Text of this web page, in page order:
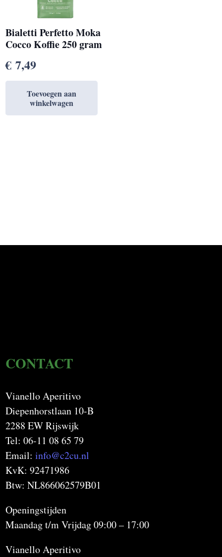
Bialetti Perfetto Moka
Cocco Koffie 250 gram
€ 7,49
Toevoegen aan
winkelwagen
CONTACT
Vianello Aperitivo
Diepenhorstlaan 10-B
2288 EW Rijswijk
Tel: 06-11 08 65 79
Email:info@c2cu.nl
KvK: 92471986
Btw: NL866062579B01
Openingstijden
Maandag t/m Vrijdag 09:00 – 17:00
Vianello Aperitivo